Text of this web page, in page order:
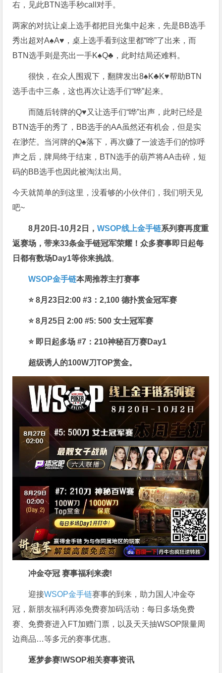
右，见此BTN选手秒call对手。
两家的对抗让桌上选手都把目光集中起来，先是BB选手
秀出超对A♠A♥，桌上选手看到这里都“哗”了出来，而
BTN选手则是亮出一手K♠Q♣，此时结局还难料。
很快，在众人围观下，翻牌发出8♠K♣K♥帮助BTN
选手击中三条，这也再次让选手们“哗”起来。
而随后转牌的Q♥又让选手们“哗”出声，此时已经是
BTN选手的秀了，BB选手的AA虽然还有机会，但是实
在渺茫。当河牌的Q♠落下，再次赚了一波选手们的惊呼
声之后，牌局终于结束，BTN选手的葫芦将AA击碎，短
码的BB选手也因此被淘汰出局。
今天就简单的到这里，没看够的小伙伴们，我们明天见
吧~
8月20日-10月2日，WSOP线上金手链系列赛再度重
返赛场 ，带来33条金手链冠军荣耀！众多赛事即日起每
日都有数场Day1等你来挑战。
WSOP金手链本周推荐主打赛事
⭐ 8月23日2:00 #3：2,100 德扑赏金冠军赛
⭐ 8月25日 2:00 #5: 500 女士冠军赛
⭐ 即日起多场 #7：210神秘百万赛Day1
超级诱人的100W刀TOP赏金。
冲金夺冠 赛事福利来袭!
迎接WSOP金手链赛事的到来，助力国人冲金夺
冠，新朋友福利再添免费赛加码活动：每日多场免费
赛、免费赛进入FT加赠门票，以及天天抽WSOP限量周
边商品…等多元的赛事优惠。
逐梦参赛!WSOP相关赛事资讯